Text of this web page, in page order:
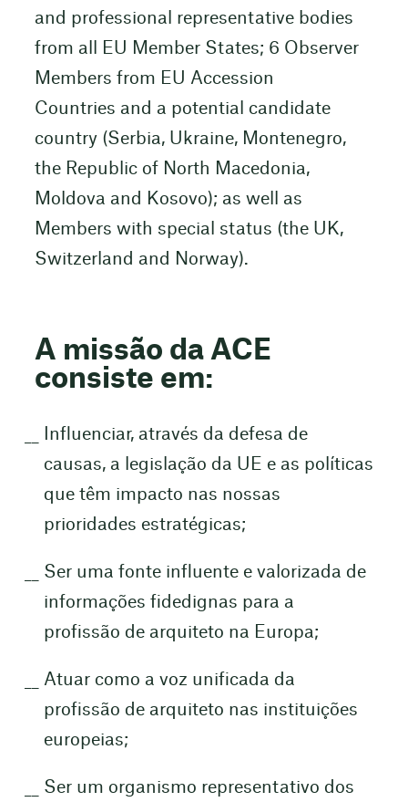
and professional representative bodies
from all EU Member States; 6 Observer
Members from EU Accession
Countries and a potential candidate
country (Serbia, Ukraine, Montenegro,
the Republic of North Macedonia,
Moldova and Kosovo); as well as
Members with special status (the UK,
Switzerland and Norway).
A missão da ACE
consiste em:
Influenciar, através da defesa de
causas, a legislação da UE e as políticas
que têm impacto nas nossas
prioridades estratégicas;
Ser uma fonte influente e valorizada de
informações fidedignas para a
profissão de arquiteto na Europa;
Atuar como a voz unificada da
profissão de arquiteto nas instituições
europeias;
Ser um organismo representativo dos